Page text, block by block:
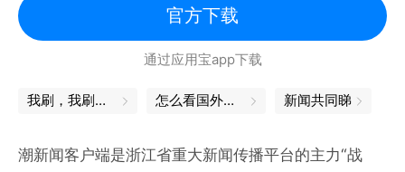
搜狐新闻APP：打开APP→【我】/→【意见反馈】
新浪微博/微信公众号/抖音：@搜狐新闻客户端
快手：@搜狐新闻APP
官方下载
通过应用宝app下载
我刷，我刷，我刷刷刷 怎么看国外新闻 新闻共同睇
潮新闻客户端是浙江省重大新闻传播平台的主力“战